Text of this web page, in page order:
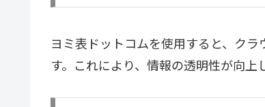
ヨミ表ドットコムを使用すると、ク
す。これにより、情報の透明性が向上